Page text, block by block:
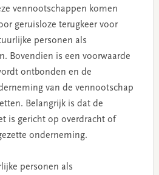
vennootschappen komen
geruisloze terugkeer voor
personen als
Bovendien is een voorwaarde
ontbonden en de
van de vennootschap
Belangrijk is dat de
is gericht op overdracht of
onderneming.
personen als